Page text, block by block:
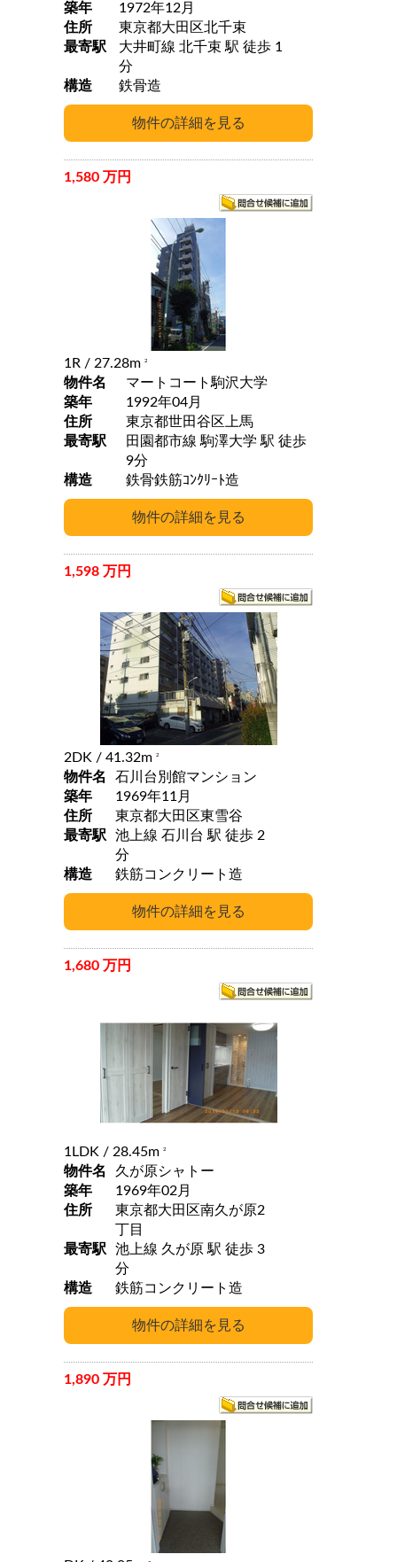
築年
1972年12月
住所
東京都大田区北千束
最寄駅
大井町線 北千束 駅 徒歩 1
分
構造
鉄骨造
1,580 万円
1R / 27.28m 2
物件名
マートコート駒沢大学
築年
1992年04月
住所
東京都世田谷区上馬
最寄駅
田園都市線 駒澤大学 駅 徒歩
9分
構造
鉄骨鉄筋ｺﾝｸﾘｰﾄ造
1,598 万円
2DK / 41.32m 2
物件名
石川台別館マンション
築年
1969年11月
住所
東京都大田区東雪谷
最寄駅
池上線 石川台 駅 徒歩 2
分
構造
鉄筋コンクリート造
1,680 万円
1LDK / 28.45m 2
物件名
久が原シャトー
築年
1969年02月
住所
東京都大田区南久が原2
丁目
最寄駅
池上線 久が原 駅 徒歩 3
分
構造
鉄筋コンクリート造
1,890 万円